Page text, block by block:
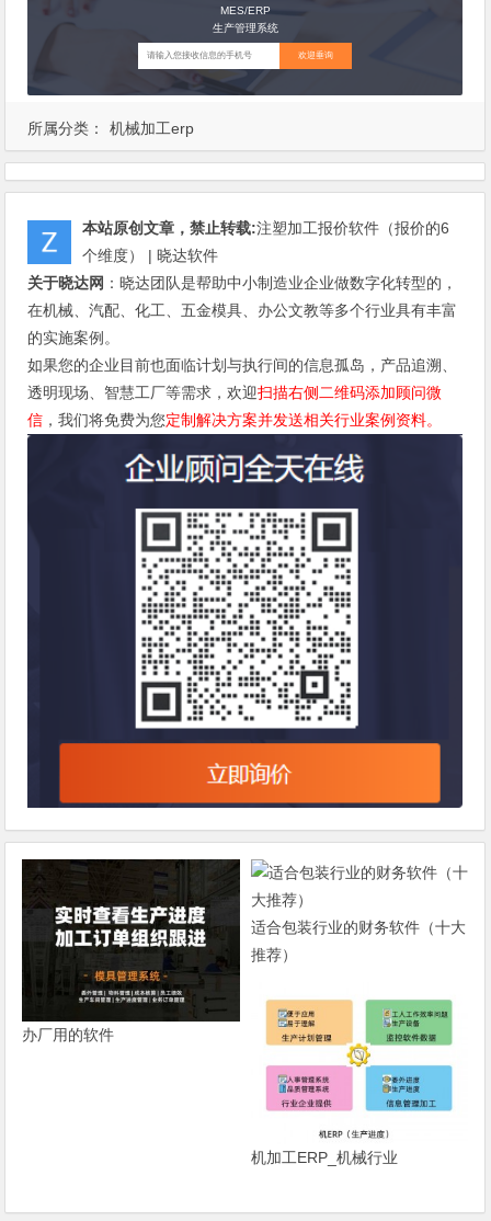
所属分类： 机械加工erp
MES/ERP
生产管理系统
欢迎垂询
本站原创文章，禁止转载:注塑加工报价软件（报价的6
个维度） | 晓达软件
关于晓达网 ：晓达团队是帮助中小制造业企业做数字化转型的，
在机械、汽配、化工、五金模具、办公文教等多个行业具有丰富
的实施案例。
如果您的企业目前也面临计划与执行间的信息孤岛，产品追溯、
透明现场、智慧工厂等需求，欢迎扫描右侧二维码添加顾问微
信 ，我们将免费为您定制解决方案并发送相关行业案例资料。
办厂用的软件
适合包装行业的财务软件（十大
推荐）
机加工ERP_机械行业